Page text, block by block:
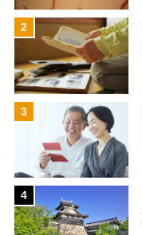
2
3
4